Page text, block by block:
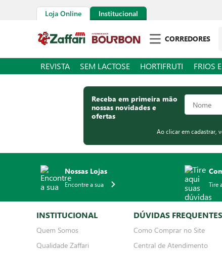
Loja Online Institucional
CORREDORES
REVISTA SEM LACTOSE HORTIFRUTI FRIOS
Receba em primeira mão
nossas novidades e
ofertas
Ao clicar em cadastrar,
Nossas Lojas
Encontre a sua Tire
INSTITUCIONAL
Quem Somos
Qualidade Zaffari
DÚVIDAS FREQUENTES
Como Comprar no Site
Central de Atendimento